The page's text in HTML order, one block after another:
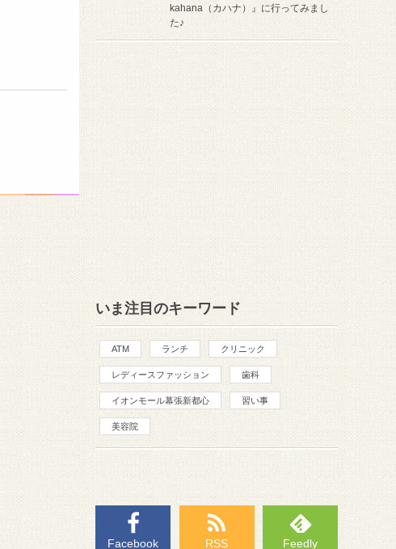
kahana（カハナ）』に行ってみまし
た♪
いま注目のキーワード
ATM ランチ クリニック
レディースファッション 歯科
イオンモール幕張新都心 習い事
美容院
Facebook RSS Feedly